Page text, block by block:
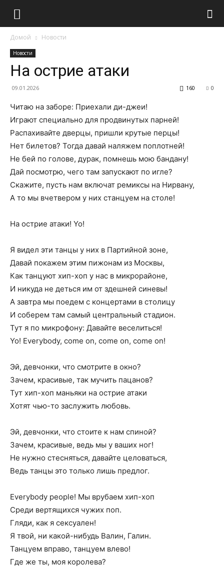
Домой Новости
Новости
На острие атаки
09.01.2026 0
160
Читаю на заборе: Приехали ди-джеи!
Играют специально для продвинутых парней!
Распахивайте дверцы, пришли крутые перцы!
Нет билетов? Тогда давай наляжем поплотней!
Не бей по голове, дурак, помнешь мою бандану!
Дай посмотрю, чего там запускают по игле?
Скажите, пусть нам включат ремиксы на Нирвану,
А то мы вчетвером у них станцуем на столе!
На острие атаки! Yo!
Я видел эти танцы у них в Партийной зоне,
Давай покажем этим пижонам из Москвы,
Как танцуют хип-хоп у нас в микрорайоне,
И никуда не деться им от здешней синевы!
А завтра мы поедем с концертами в столицу
И соберем там самый центральный стадион.
Тут я по микрофону: Давайте веселиться!
Yo! Everybody, come on, come on, come on!
Эй, девчонки, что смотрите в окно?
Зачем, красивые, так мучить пацанов?
Тут хип-хоп маньяки на острие атаки
Хотят чью-то заслужить любовь.
Эй, девчонки, что стоите к нам спиной?
Зачем, красивые, ведь мы у ваших ног!
Не нужно стесняться, давайте целоваться,
Ведь танцы это только лишь предлог.
Everybody people! Мы врубаем хип-хоп
Среди вертящихся чужих поп.
Гляди, как я сексуален!
Я твой, ни какой-нибудь Валин, Галин.
Танцуем вправо, танцуем влево!
Где же ты, моя королева?